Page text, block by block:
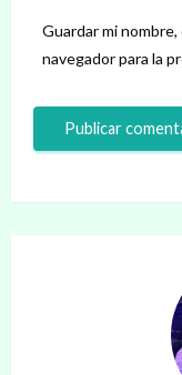
Guardar mi
navegador para la